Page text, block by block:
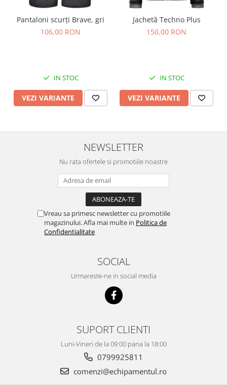
Pantaloni scurți Brave, gri
106,00 RON
IN STOC
VEZI VARIANTE
Jachetă Techno Plus
150,00 RON
IN STOC
VEZI VARIANTE
NEWSLETTER
Nu rata ofertele si promotiile noastre
Vreau sa primesc newsletter cu promotiile
magazinului. Afla mai multe in Politica de
Confidentialitate
SOCIAL
Urmareste-ne in social media
SUPORT CLIENTI
Luni-Vineri de la 09:00 pana la 18:00
0799925811
comenzi@echipamentul.ro